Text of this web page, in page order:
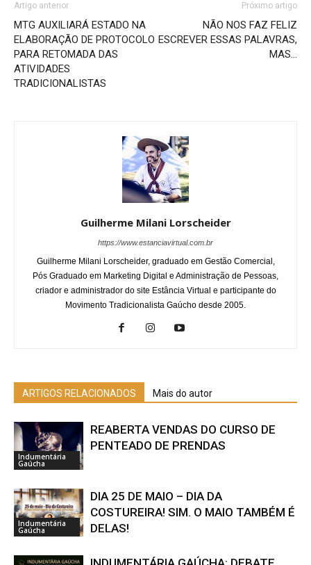
Artigo anterior
MTG AUXILIARÁ ESTADO NA
ELABORAÇÃO DE PROTOCOLO
PARA RETOMADA DAS
ATIVIDADES
TRADICIONALISTAS
Próximo artigo
NÃO NOS FAZ FELIZ
ESCREVER ESSAS PALAVRAS,
MAS…
Guilherme Milani Lorscheider
https://www.estanciavirtual.com.br
Guilherme Milani Lorscheider, graduado em Gestão Comercial,
Pós Graduado em Marketing Digital e Administração de Pessoas,
criador e administrador do site Estância Virtual e participante do
Movimento Tradicionalista Gaúcho desde 2005.
ARTIGOS RELACIONADOS Mais do autor
Indumentária
Gaúcha
REABERTA VENDAS DO CURSO DE
PENTEADO DE PRENDAS
Indumentária
Gaúcha
DIA 25 DE MAIO – DIA DA
COSTUREIRA! SIM. O MAIO TAMBÉM É
DELAS!